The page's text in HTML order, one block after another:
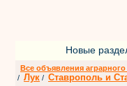
Новые
Все объявления
/ Лук / Ставрополь и